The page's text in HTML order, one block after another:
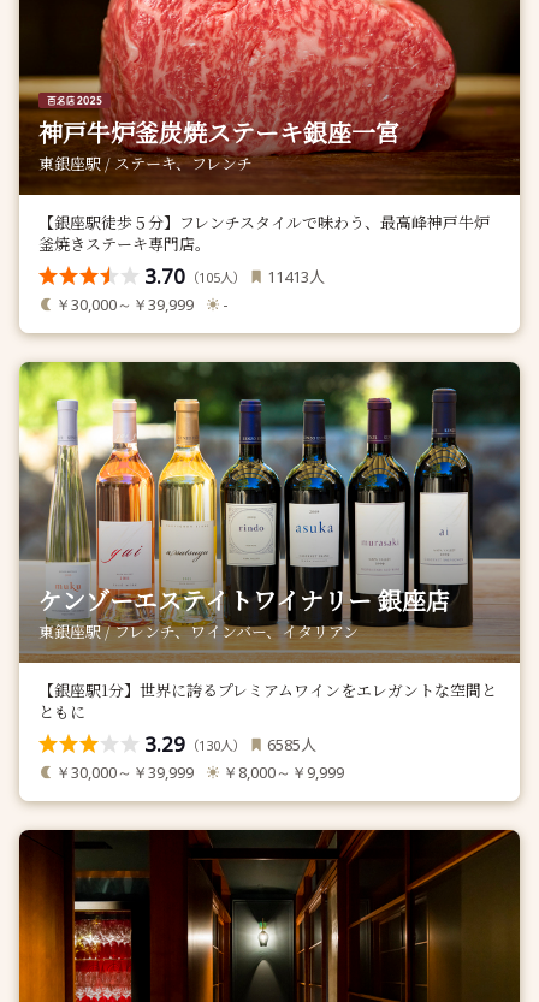
神戸牛炉釜炭焼ステーキ銀座一宮
東銀座駅 / ステーキ、フレンチ
【銀座駅徒歩５分】フレンチスタイルで味わう、最高峰神戸牛炉
釜焼きステーキ専門店。
3.70 （105人） 11413人
￥30,000～￥39,999 -
ケンゾーエステイトワイナリー 銀座店
東銀座駅 / フレンチ、ワインバー、イタリアン
【銀座駅1分】世界に誇るプレミアムワインをエレガントな空間と
ともに
3.29 （130人） 6585人
￥30,000～￥39,999 ￥8,000～￥9,999